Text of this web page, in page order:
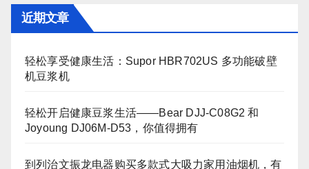
近期文章
轻松享受健康生活：Supor HBR702US 多功能破壁
机豆浆机
轻松开启健康豆浆生活——Bear DJJ‑C08G2 和
Joyoung DJ06M‑D53，你值得拥有
到列治文振龙电器购买多款式大吸力家用油烟机，有